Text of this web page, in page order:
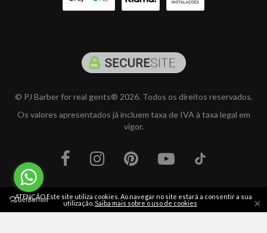
© PJ Barber for real gents® 2026. Todos os direitos reservados.
Os valores apresentados já incluem taxa de IVA à taxa legal em
vigor.
ATENÇÃO Este site utiliza cookies. Ao navegar no site estará a consentir a sua
utilização. Saiba mais sobre o uso de cookies ×